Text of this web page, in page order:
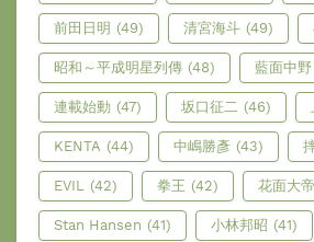
前田日明 (49) 清宮海斗 (49)
昭和～平成明星列傳 (48) 藍面中野
連載始動 (47) 坂口征二 (46)
KENTA (44) 中嶋勝彥 (43)
EVIL (42) 拳王 (42) 花面大帝
Stan Hansen (41) 小林邦昭 (41)